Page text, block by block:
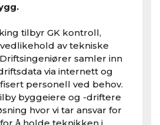
tilbyr GK kontroll,
av tekniske
samler inn
via internett og
personell ved behov.
byggeiere og -driftere
hvor vi tar ansvar for
å holde teknikken i